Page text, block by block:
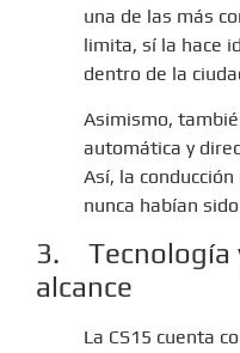
una de las más
limita, sí la hace
dentro de la
Asimismo,
automática y
Así, la
nunca habían
3. Tecnología
alcance
La CS15 cuenta